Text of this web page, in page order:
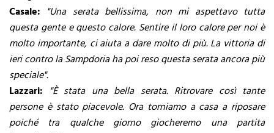
Casale: "Una serata bellissima, non mi aspettavo tutta
questa gente e questo calore. Sentire il loro calore per noi è
molto importante, ci aiuta a dare molto di più. La vittoria di
ieri contro la Sampdoria ha poi reso questa serata ancora più
speciale".
Lazzari: "È stata una bella serata. Ritrovare così tante
persone è stato piacevole. Ora torniamo a casa a riposare
poiché tra qualche giorno giocheremo una partita